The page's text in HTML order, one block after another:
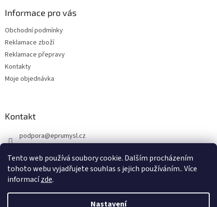
Tento web používá soubory cookie. Dalším procházením
tohoto webu vyjadřujete souhlas s jejich používáním.. Více
informacízde.
Nastavení
Informace pro vás
Obchodní podmínky
Reklamace zboží
Reklamace přepravy
Kontakty
Moje objednávka
Kontakt
podpora@eprumysl.cz